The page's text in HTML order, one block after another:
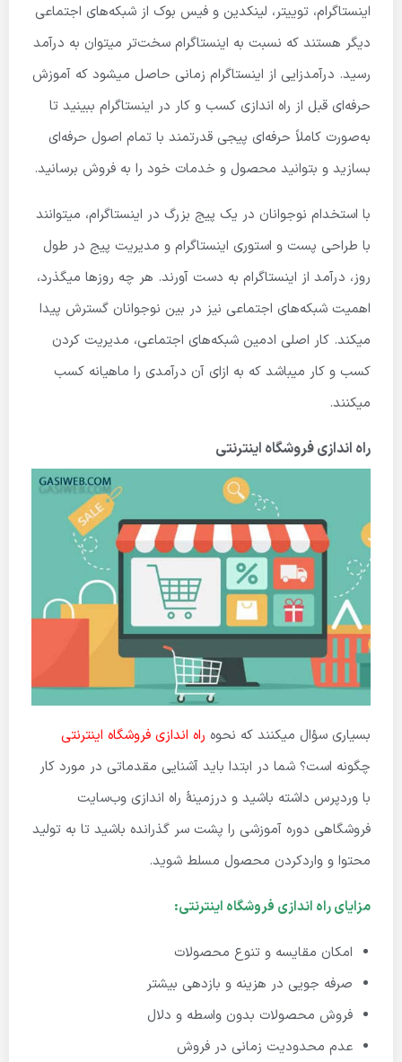
اینستاگرام، توییتر، لینکدین و فیس بوک از شبکه‌های اجتماعی
دیگر هستند که نسبت به اینستاگرام سخت‌تر میتوان به درآمد
رسید. درآمدزایی از اینستاگرام زمانی حاصل میشود که آموزش
حرفه‌ای قبل از راه اندازی کسب و کار در اینستاگرام ببینید تا
به‌صورت کاملاً حرفه‌ای پیجی قدرتمند با تمام اصول حرفه‌ای
بسازید و بتوانید محصول و خدمات خود را به فروش برسانید.
با استخدام نوجوانان در یک پیج بزرگ در اینستاگرام، میتوانند
با طراحی پست و استوری اینستاگرام و مدیریت پیج در طول
روز، درآمد از اینستاگرام به دست ‌آورند. هر چه روزها میگذرد،
اهمیت شبکه‌های اجتماعی نیز در بین نوجوانان گسترش پیدا
میکند. کار اصلی ادمین شبکه‌های اجتماعی، مدیریت کردن
کسب و کار میباشد که به ازای آن درآمدی را ماهیانه کسب
میکنند.
راه اندازی فروشگاه اینترنتی
بسیاری سؤال میکنند که نحوه راه اندازی فروشگاه اینترنتی
چگونه است؟ شما در ابتدا باید آشنایی مقدماتی در مورد کار
با وردپرس داشته باشید و درزمینهٔ راه اندازی وب‌سایت
فروشگاهی دوره آموزشی را پشت سر گذرانده باشید تا به تولید
محتوا و واردکردن محصول مسلط شوید.
مزایای راه اندازی فروشگاه اینترنتی:
امکان مقایسه و تنوع محصولات
صرفه جویی در هزینه و بازدهی بیشتر
فروش محصولات بدون واسطه و دلال
عدم محدودیت زمانی در فروش